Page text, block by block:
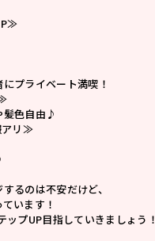
プライベート満喫！
髪色自由♪
アリ≫
るのは不安だけど、
います！
ップUP目指していきましょう！